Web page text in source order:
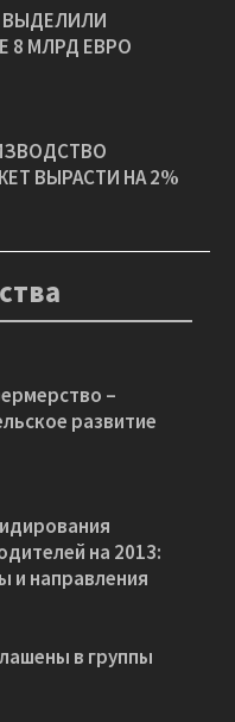
ВЫДЕЛИЛИ
8 МЛРД ЕВРО
ВЫРАСТИ НА 2%
–
развитие
на 2013:
и направления
в группы